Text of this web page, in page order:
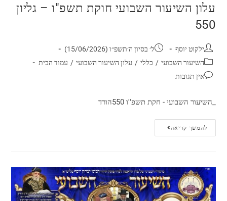
עלון השיעור השבועי חוקת תשפ"ו – גליון
550
ילקוט יוסף
ל׳ בסיון ה׳תשפ״ו (15/06/2026)
השיעור השבועי / כללי / עלון השיעור השבועי / עמוד הבית
אין תגובות
_השיעור השבועי - חקת תשפ''ו 550הורד
להמשך קריאה